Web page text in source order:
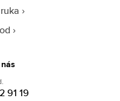
91 19